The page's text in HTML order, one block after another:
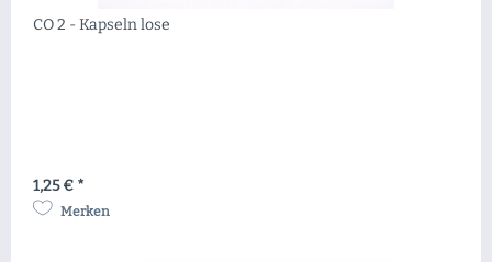
CO 2 - Kapseln lose
1,25 € *
Merken